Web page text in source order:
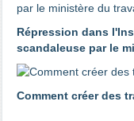
Répression dans
scandaleuse par le
Comment créer des